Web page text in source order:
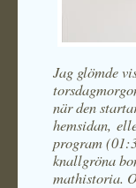
Jag glömde
när den
hemsidan,
program
knallgröna
mathistoria.